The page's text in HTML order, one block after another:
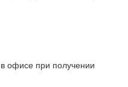
офисе при получении